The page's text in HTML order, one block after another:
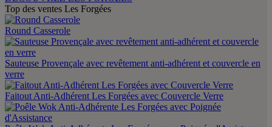
Top des ventes Les Forgées
Round Casserole
Sauteuse Provençale avec revêtement anti-adhérent et couvercle en
verre
Faitout Anti-Adhérent Les Forgées avec Couvercle Verre